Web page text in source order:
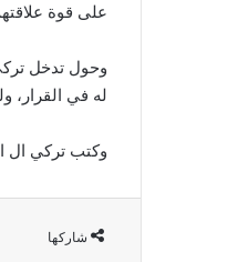
على قوة
وحول تدخل
له في القرار،
وكتب تركي ال
شاركها